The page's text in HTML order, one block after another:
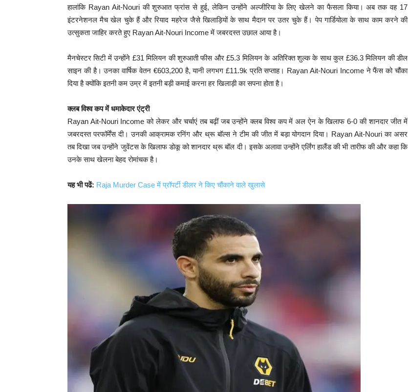
हालांकि Rayan Ait-Nouri की शुरुआत फ्रांस से हुई, लेकिन उन्होंने अल्जीरिया के लिए खेलने का फैसला किया। अब तक वह 17
इंटरनेशनल मैच खेल चुके हैं और रियाद महरेज जैसे खिलाड़ियों के साथ मैदान पर उतर चुके हैं। पेप गार्डियोला के साथ काम करने की
उत्सुकता जाहिर करते हुए Rayan Ait-Nouri Income में जबरदस्त उछाल आया है।
मैनचेस्टर सिटी में उन्होंने £31 मिलियन की शुरुआती फीस और £5.3 मिलियन के अतिरिक्त शुल्क के साथ कुल £36.3 मिलियन की डील
साइन की है। उनका वार्षिक वेतन €603,200 है, यानी लगभग £11.9k प्रति सप्ताह। Rayan Ait-Nouri Income ने फैंस को चौंका
दिया है क्योंकि इतनी कम उम्र में इतनी बड़ी कमाई करना हर खिलाड़ी का सपना होता है।
क्लब विश्व कप में धमाकेदार एंट्री
Rayan Ait-Nouri Income को लेकर और चर्चाएं तब बढ़ीं जब उन्होंने क्लब विश्व कप में अल ऐन के खिलाफ 6-0 की शानदार जीत में
जबरदस्त परफॉर्मेंस दी। उनकी आक्रामक रनिंग और थ्रू बॉल्स ने टीम की जीत में बड़ा योगदान दिया। Rayan Ait-Nouri का असर
तब दिखा जब उन्होंने जुवेंटस के खिलाफ डोकू को शानदार थ्रू बॉल दी। इसके अलावा उन्होंने एर्लिंग हालैंड की भी तारीफ की और कहा कि
उनके साथ खेलना बेहद रोमांचक है।
यह भी पढें: Raja Murder Case में प्रॉपर्टी डीलर ने किए चौंकाने वाले खुलासे